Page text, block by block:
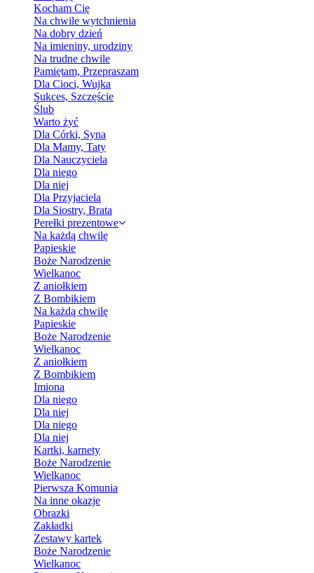
Kocham Cię
Na chwile wytchnienia
Na dobry dzień
Na imieniny, urodziny
Na trudne chwile
Pamiętam, Przepraszam
Dla Cioci, Wujka
Sukces, Szczęście
Ślub
Warto żyć
Dla Córki, Syna
Dla Mamy, Taty
Dla Nauczyciela
Dla niego
Dla niej
Dla Przyjaciela
Dla Siostry, Brata
Perełki prezentowe
Na każdą chwilę
Papieskie
Boże Narodzenie
Wielkanoc
Z aniołkiem
Z Bombikiem
Na każdą chwilę
Papieskie
Boże Narodzenie
Wielkanoc
Z aniołkiem
Z Bombikiem
Imiona
Dla niego
Dla niej
Dla niego
Dla niej
Kartki, karnety
Boże Narodzenie
Wielkanoc
Pierwsza Komunia
Na inne okazje
Obrazki
Zakładki
Zestawy kartek
Boże Narodzenie
Wielkanoc